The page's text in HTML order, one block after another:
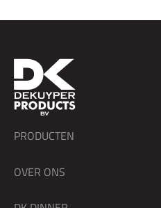
PRODUCTEN
OVER ONS